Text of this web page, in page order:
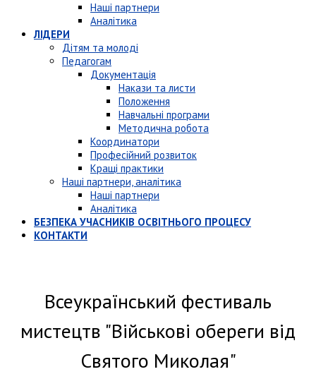
Наші партнери
Аналітика
ЛІДЕРИ
Дітям та молоді
Педагогам
Документація
Накази та листи
Положення
Навчальні програми
Методична робота
Координатори
Професійний розвиток
Кращі практики
Наші партнери, аналітика
Наші партнери
Аналітика
БЕЗПЕКА УЧАСНИКІВ ОСВІТНЬОГО ПРОЦЕСУ
КОНТАКТИ
Всеукраїнський фестиваль
мистецтв "Військові обереги від
Святого Миколая"